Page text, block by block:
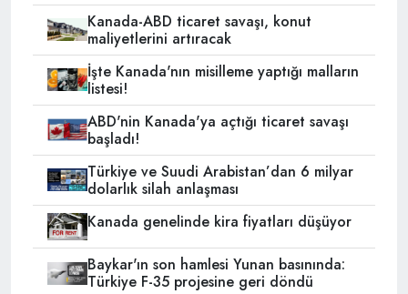
Kanada-ABD ticaret savaşı, konut
maliyetlerini artıracak
İşte Kanada'nın misilleme yaptığı malların
listesi!
ABD'nin Kanada'ya açtığı ticaret savaşı
başladı!
Türkiye ve Suudi Arabistan’dan 6 milyar
dolarlık silah anlaşması
Kanada genelinde kira fiyatları düşüyor
Baykar'ın son hamlesi Yunan basınında:
Türkiye F-35 projesine geri döndü